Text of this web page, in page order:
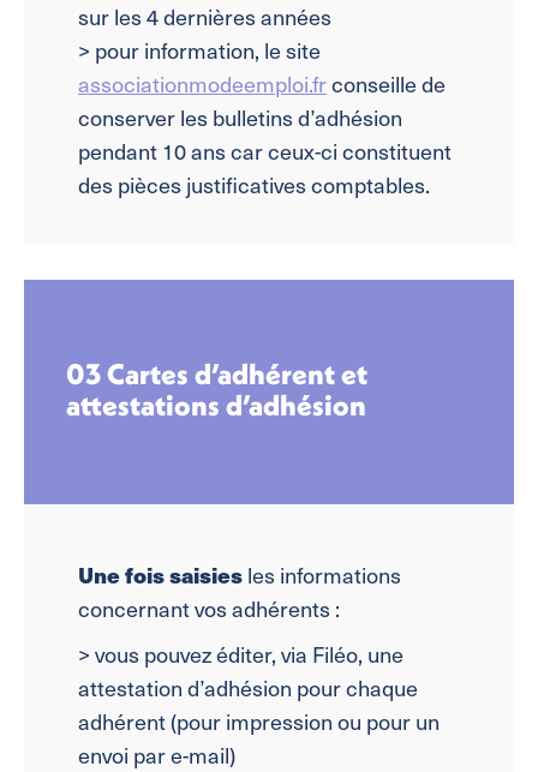
sur les 4 dernières années
> pour information, le site
associationmodeemploi.frconseille de
conserver les bulletins d’adhésion
pendant 10 ans car ceux-ci constituent
des pièces justificatives comptables.
03 Cartes d’adhérent et
attestations d’adhésion
Une fois saisiesles informations
concernant vos adhérents :
> vous pouvez éditer, via Filéo, une
attestation d’adhésion pour chaque
adhérent (pour impression ou pour un
envoi par e-mail)